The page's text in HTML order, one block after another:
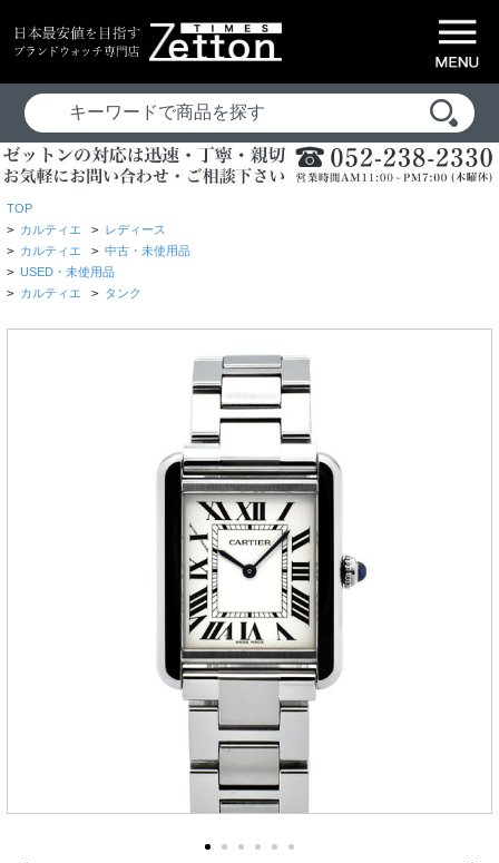
TOP
> カルティエ > レディース
> カルティエ > 中古・未使用品
> USED・未使用品
> カルティエ > タンク